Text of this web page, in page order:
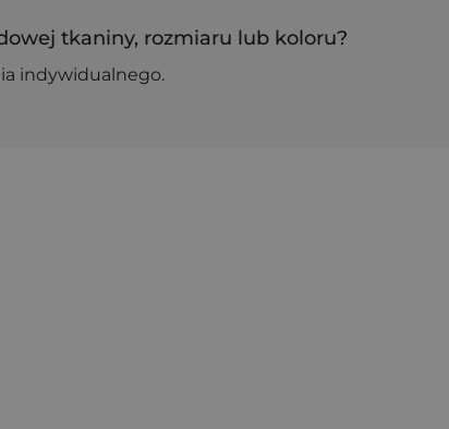
tkaniny, rozmiaru lub koloru?
indywidualnego.